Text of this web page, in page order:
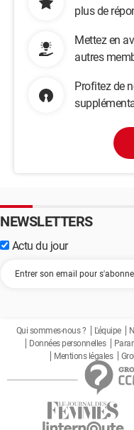
plus de
Mettez en
autres
Profitez de
NEWSLETTERS
Actu du jour
Qui sommes-nous ? L'équipe
Données personnelles
Mentions légales